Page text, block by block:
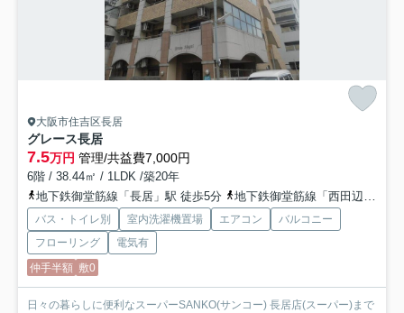
大阪市住吉区長居
グレース長居
7.5万円 管理/共益費7,000円
6階 / 38.44㎡ / 1LDK /築20年
地下鉄御堂筋線「長居」駅 徒歩5分
地下鉄御堂筋線「西田辺」駅 徒歩12分
バス・トイレ別 室内洗濯機置場 エアコン
バルコニー
フローリング
電気有
仲手半額 敷0
日々の暮らしに便利なスーパーSANKO(サンコー) 長居店(スーパー)まで